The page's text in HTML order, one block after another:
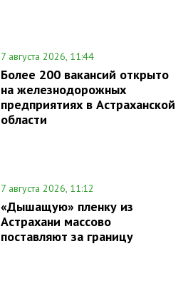
7 августа 2026, 11:44
Более 200 вакансий открыто
на железнодорожных
предприятиях в Астраханской
области
7 августа 2026, 11:12
«Дышащую» пленку из
Астрахани массово
поставляют за границу